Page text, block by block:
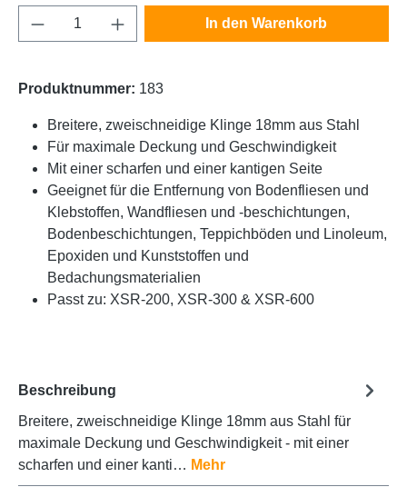
Produkt Anzahl: Gib den gewünschten
In den Warenkorb
Produktnummer: 183
Breitere, zweischneidige Klinge 18mm aus Stahl
Für maximale Deckung und Geschwindigkeit
Mit einer scharfen und einer kantigen Seite
Geeignet für die Entfernung von Bodenfliesen und
Klebstoffen, Wandfliesen und -beschichtungen,
Bodenbeschichtungen, Teppichböden und Linoleum,
Epoxiden und Kunststoffen und
Bedachungsmaterialien
Passt zu: XSR-200, XSR-300 & XSR-600
Beschreibung
Breitere, zweischneidige Klinge 18mm aus Stahl für
maximale Deckung und Geschwindigkeit - mit einer
scharfen und einer kanti… Mehr